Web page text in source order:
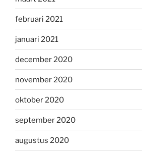
februari 2021
januari 2021
december 2020
november 2020
oktober 2020
september 2020
augustus 2020